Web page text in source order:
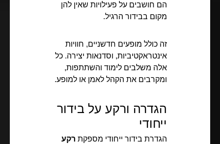
הם חושבים על פעילויות שאין להן
מקום בבידור הרגיל.
זה כולל מופעים חדשניים, חוויות
אינטראקטיביות, וסדנאות יצירה. כל
אלה משלבים לימוד והשתתפות,
ומקרבים את הקהל לאמן או למופע.
הגדרה ורקע על בידור
ייחודי
הגדרת בידור ייחודי מספקת רקע